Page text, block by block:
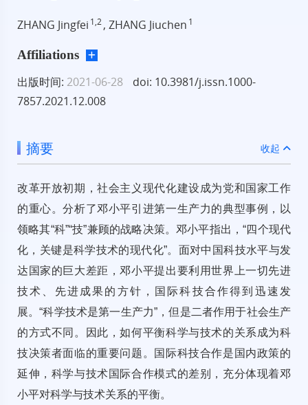
ZHANG Jingfei 1,2 , ZHANG Jiuchen 1
Affiliations
出版时间: 2021-06-28
doi: 10.3981/j.issn.1000-
7857.2021.12.008
摘要 收起
改革开放初期，社会主义现代化建设成为党和国家工作
的重心。分析了邓小平引进第一生产力的典型事例，以
领略其“科”“技”兼顾的战略决策。邓小平指出，“四个现代
化，关键是科学技术的现代化”。面对中国科技水平与发
达国家的巨大差距，邓小平提出要利用世界上一切先进
技术、先进成果的方针，国际科技合作得到迅速发
展。“科学技术是第一生产力”，但是二者作用于社会生产
的方式不同。因此，如何平衡科学与技术的关系成为科
技决策者面临的重要问题。国际科技合作是国内政策的
延伸，科学与技术国际合作模式的差别，充分体现着邓
小平对科学与技术关系的平衡。